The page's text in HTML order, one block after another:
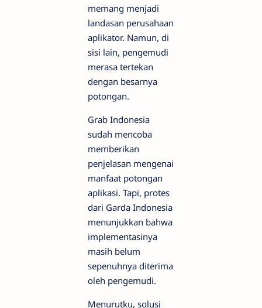
memang menjadi
landasan perusahaan
aplikator. Namun, di
sisi lain, pengemudi
merasa tertekan
dengan besarnya
potongan.
Grab Indonesia
sudah mencoba
memberikan
penjelasan mengenai
manfaat potongan
aplikasi. Tapi, protes
dari Garda Indonesia
menunjukkan bahwa
implementasinya
masih belum
sepenuhnya diterima
oleh pengemudi.
Menurutku, solusi